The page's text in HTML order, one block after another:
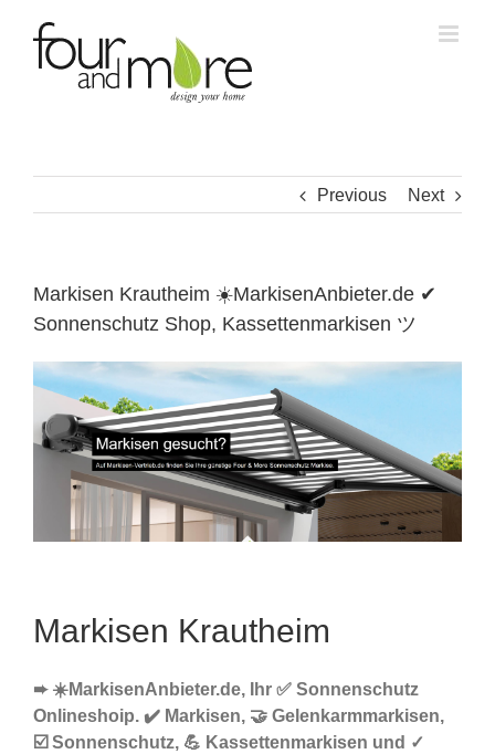
content
Previous Next
Markisen Krautheim ☀️MarkisenAnbieter.de ✔
Sonnenschutz Shop, Kassettenmarkisen ツ
Markisen Krautheim
➨ ☀️MarkisenAnbieter.de, Ihr ✅ Sonnenschutz
Onlineshoip. ✔️ Markisen, 🤝 Gelenkarmmarkisen,
☑️ Sonnenschutz, 💪 Kassettenmarkisen und ✓